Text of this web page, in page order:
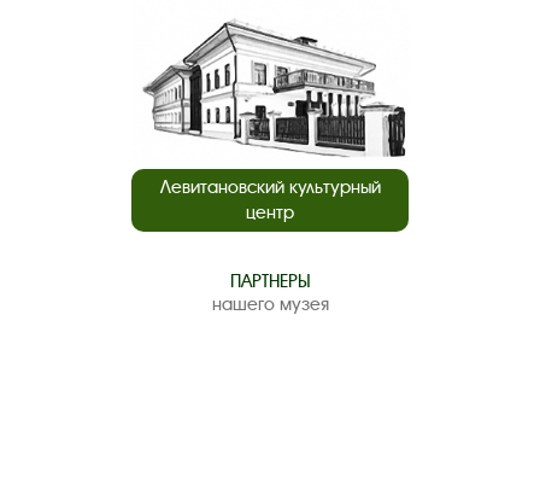
Левитановский культурный
центр
ПАРТНЕРЫ
нашего музея